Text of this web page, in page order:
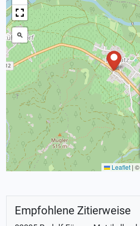
Leaflet | ©
Empfohlene Zitierweise